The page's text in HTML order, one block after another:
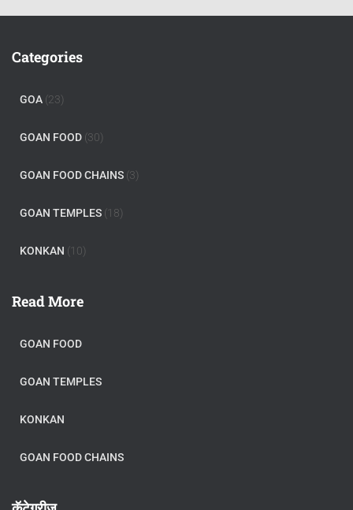
Categories
GOA (23)
GOAN FOOD (30)
GOAN FOOD CHAINS (3)
GOAN TEMPLES (18)
KONKAN (10)
Read More
GOAN FOOD
GOAN TEMPLES
KONKAN
GOAN FOOD CHAINS